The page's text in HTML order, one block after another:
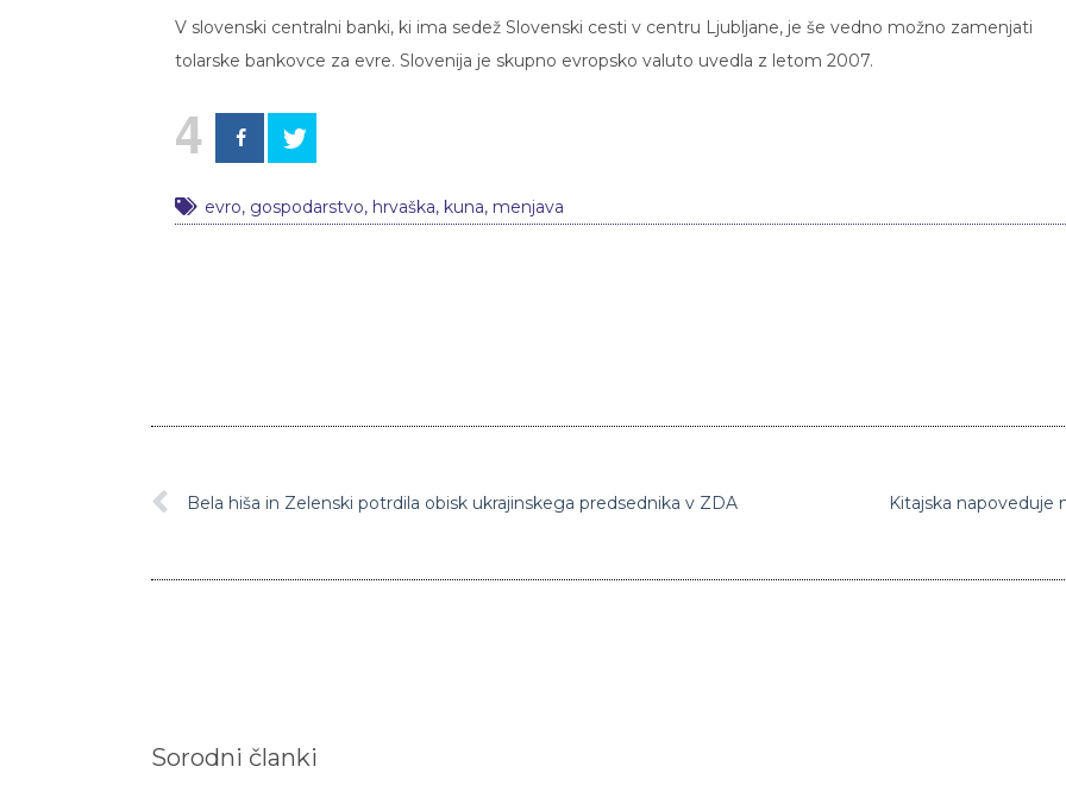
V slovenski centralni banki, ki ima sedež Slovenski cesti v centru Ljubljane, je še vedno možno zamenjati
tolarske bankovce za evre. Slovenija je skupno evropsko valuto uvedla z letom 2007.
4
evro, gospodarstvo, hrvaška, kuna, menjava
Bela hiša in Zelenski potrdila obisk ukrajinskega predsednika v ZDA Kitajska napoveduje
Sorodni članki